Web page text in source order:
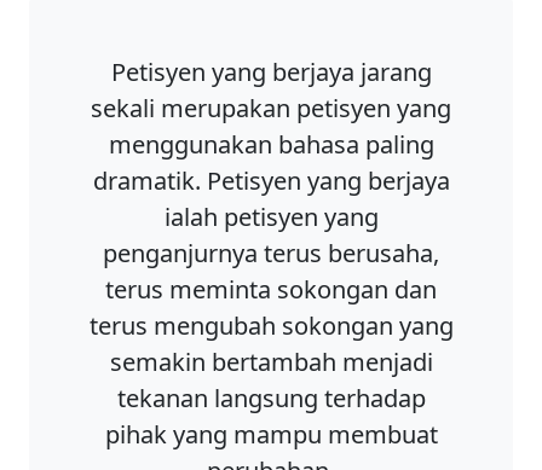
Petisyen yang berjaya jarang
sekali merupakan petisyen yang
menggunakan bahasa paling
dramatik. Petisyen yang berjaya
ialah petisyen yang
penganjurnya terus berusaha,
terus meminta sokongan dan
terus mengubah sokongan yang
semakin bertambah menjadi
tekanan langsung terhadap
pihak yang mampu membuat